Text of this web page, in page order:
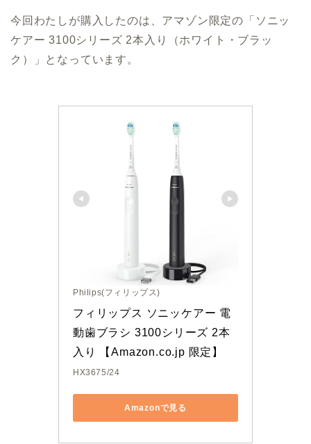
今回わたしが購入したのは、アマゾン限定の「ソニッ
ケアー 3100シリーズ 2本入り（ホワイト・ブラッ
ク）」となっています。
Philips(フィリップス)
フィリップス ソニッケアー 電
動歯ブラシ 3100シリーズ 2本
入り 【Amazon.co.jp 限定】
HX3675/24
Amazonで見る